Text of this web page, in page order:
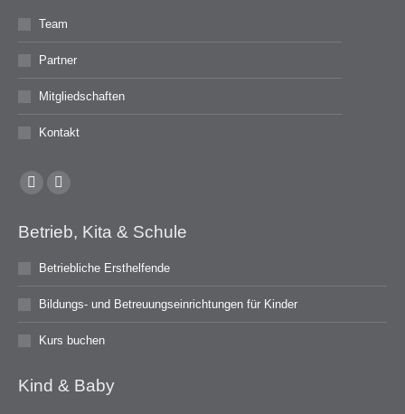
Team
Partner
Mitgliedschaften
Kontakt
opens
in
new
window
opens
in
new
window
Betrieb, Kita & Schule
Betriebliche Ersthelfende
Bildungs- und Betreuungseinrichtungen für Kinder
Kurs buchen
Kind & Baby